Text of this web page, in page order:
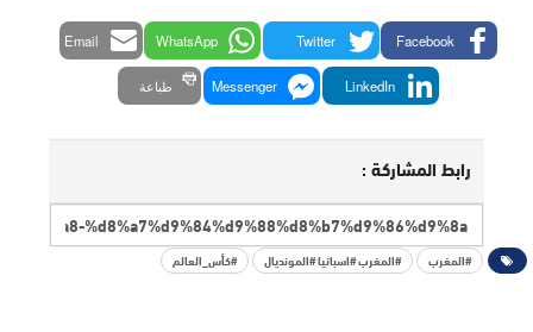
Facebook
Twitter
WhatsApp
Email
LinkedIn
Messenger طباعة
رابط المشاركة :
#المغرب #المغرب #اسبانيا #المونديال #كأس_العالم